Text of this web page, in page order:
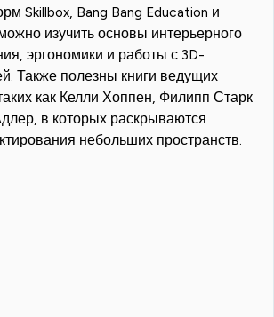
Skillbox, Bang Bang Education и
изучить основы интерьерного
эргономики и работы с 3D-
Также полезны книги ведущих
как Келли Хоппен, Филипп Старк
в которых раскрываются
небольших пространств.